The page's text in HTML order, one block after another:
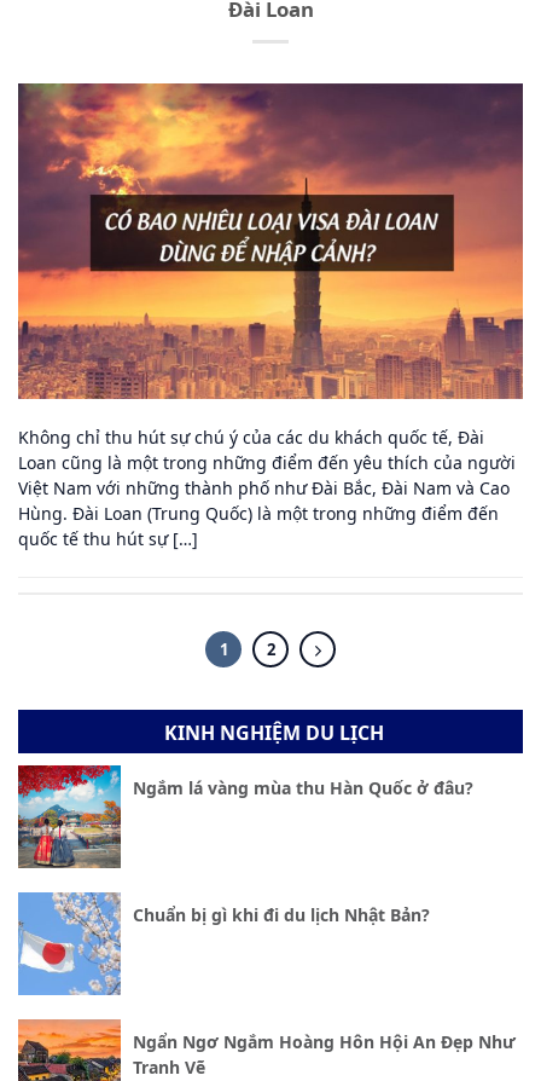
Đài Loan
Không chỉ thu hút sự chú ý của các du khách quốc tế, Đài
Loan cũng là một trong những điểm đến yêu thích của người
Việt Nam với những thành phố như Đài Bắc, Đài Nam và Cao
Hùng. Đài Loan (Trung Quốc) là một trong những điểm đến
quốc tế thu hút sự […]
1 2
KINH NGHIỆM DU LỊCH
Ngắm lá vàng mùa thu Hàn Quốc ở đâu?
Chuẩn bị gì khi đi du lịch Nhật Bản?
Ngẩn Ngơ Ngắm Hoàng Hôn Hội An Đẹp Như
Tranh Vẽ